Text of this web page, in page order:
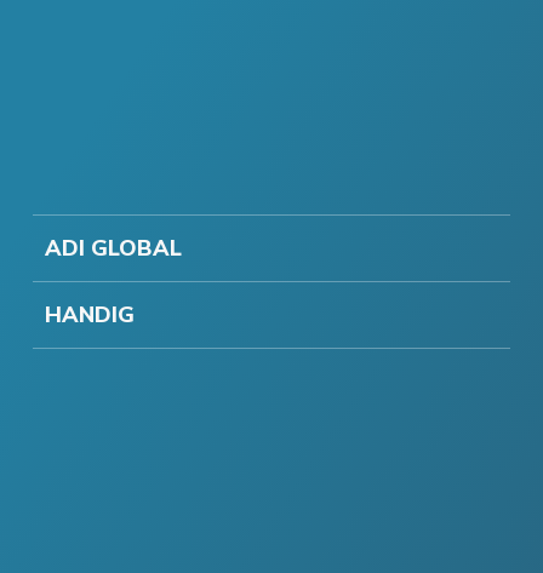
ADI GLOBAL
HANDIG